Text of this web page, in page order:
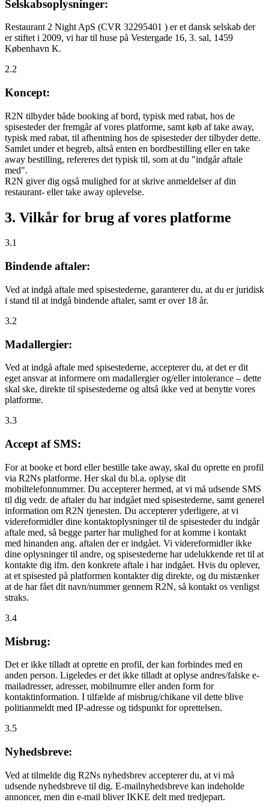
Selskabsoplysninger:
Restaurant 2 Night ApS (CVR 32295401 ) er et dansk selskab der
er stiftet i 2009, vi har til huse på Vestergade 16, 3. sal, 1459
København K.
2.2
Koncept:
R2N tilbyder både booking af bord, typisk med rabat, hos de
spisesteder der fremgår af vores platforme, samt køb af take away,
typisk med rabat, til afhentning hos de spisesteder der tilbyder dette.
Samlet under et begreb, altså enten en bordbestilling eller en take
away bestilling, refereres det typisk til, som at du "indgår aftale
med".
R2N giver dig også mulighed for at skrive anmeldelser af din
restaurant- eller take away oplevelse.
3. Vilkår for brug af vores platforme
3.1
Bindende aftaler:
Ved at indgå aftale med spisestederne, garanterer du, at du er juridisk
i stand til at indgå bindende aftaler, samt er over 18 år.
3.2
Madallergier:
Ved at indgå aftale med spisestederne, accepterer du, at det er dit
eget ansvar at informere om madallergier og/eller intolerance – dette
skal ske, direkte til spisestederne og altså ikke ved at benytte vores
platforme.
3.3
Accept af SMS:
For at booke et bord eller bestille take away, skal du oprette en profil
via R2Ns platforme. Her skal du bl.a. oplyse dit
mobiltelefonnummer. Du accepterer hermed, at vi må udsende SMS
til dig vedr. de aftaler du har indgået med spisestederne, samt generel
information om R2N tjenesten. Du accepterer yderligere, at vi
videreformidler dine kontaktoplysninger til de spisesteder du indgår
aftale med, så begge parter har mulighed for at komme i kontakt
med hinanden ang. aftalen der er indgået. Vi videreformidler ikke
dine oplysninger til andre, og spisestederne har udelukkende ret til at
kontakte dig ifm. den konkrete aftale i har indgået. Hvis du oplever,
at et spisested på platformen kontakter dig direkte, og du mistænker
at de har fået dit navn/nummer gennem R2N, så kontakt os venligst
straks.
3.4
Misbrug:
Det er ikke tilladt at oprette en profil, der kan forbindes med en
anden person. Ligeledes er det ikke tilladt at oplyse andres/falske e-
mailadresser, adresser, mobilnumre eller anden form for
kontaktinformation. I tilfælde af misbrug/chikane vil dette blive
politianmeldt med IP-adresse og tidspunkt for oprettelsen.
3.5
Nyhedsbreve:
Ved at tilmelde dig R2Ns nyhedsbrev accepterer du, at vi må
udsende nyhedsbreve til dig. E-mailnyhedsbreve kan indeholde
annoncer, men din e-mail bliver IKKE delt med tredjepart.